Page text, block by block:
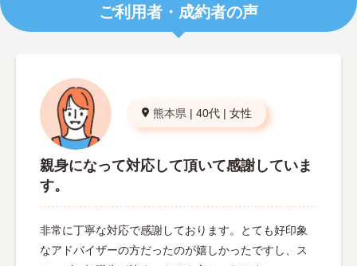
ご利用者・成約者の声
熊本県 | 40代 | 女性
親身になって対応して頂いて感謝していま
す。
非常に丁寧な対応で感謝しております。とても好印象
なアドバイザーの方だったのが嬉しかったですし、ス